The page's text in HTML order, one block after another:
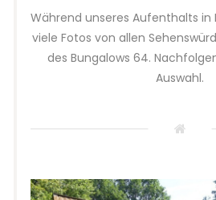
Während unseres Aufenthalts
viele Fotos von allen
des Bungalows 64.
Auswahl.